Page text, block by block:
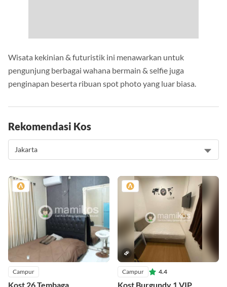
Wisata kekinian & futuristik ini menawarkan untuk
pengunjung berbagai wahana bermain & selfie juga
penginapan beserta ribuan spot photo yang luar biasa.
Rekomendasi Kos
Campur
Kost 26 Tembaga
Campur 4.4
Kost Burgundy 1 VIP